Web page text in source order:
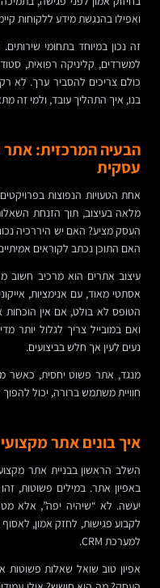
ואפילו בהנגשת מידע ללקוחות
זה נכון במיוחד בתחומי
למשרדים, קליניקה רפואית,
כולם צריכים להסביר ערך. לא
בנו, איך התהליך עובד, ולמי זה
הבעיה המרכזית:
עסקית
אחת הטעויות הנפוצות
מלאה בעיצוב, תוך הזנחת
העסק מציע? האם יש היררכיה
האם התוכן נכתב לקוראים
עיצוב אתרים הוא מרכיב חשוב
אסתטי מאוד, עם אנימציות,
הטופס לא בולט, אם אין הוכחות
ואם במובייל צריך לגלול יותר
נעים לעין אך חלש בביצועים.
מנגד, אתר פשוט יחסית, כאשר
חוויית משתמש ברורה, יכול
איך בונים אתר
השלב הראשון בבניית אתר
באפיון אתר. במילים פשוטות,
יעשה. לא “שיהיה יפה”, אלא
למערכת CRM.
אפיון טוב שואל שאלות